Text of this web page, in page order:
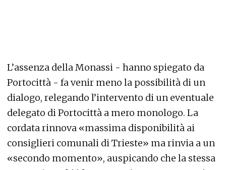
L’assenza della Monassi - hanno spiegato da
Portocittà - fa venir meno la possibilità di un
dialogo, relegando l’intervento di un eventuale
delegato di Portocittà a mero monologo. La
cordata rinnova «massima disponibilità ai
consiglieri comunali di Trieste» ma rinvia a un
«secondo momento», auspicando che la stessa